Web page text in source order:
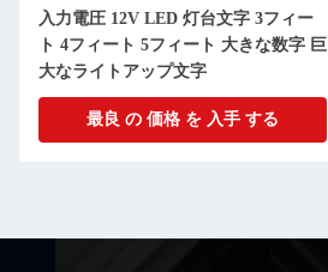
入力電圧 12V LED 灯台文字 3フィー
ト 4フィート 5フィート 大きな数字 巨
大なライトアップ文字
最良 の 価格 を 入手 する